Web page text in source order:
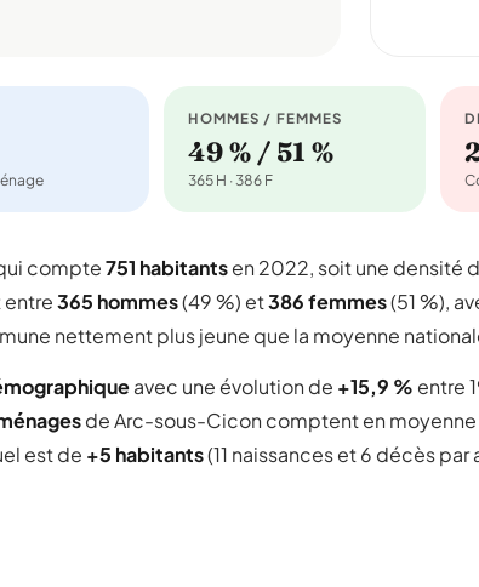
HOMMES / FEMMES
49 % / 51 %
365 H · 386 F
compte751 habitantsen 2022, soit une densité
entre365 hommes(49 %) et386 femmes(51 %),
nettement plus jeune que la moyenne
avec une évolution de +15,9 % entre
de Arc-sous-Cicon comptent en moyenne
est de +5 habitants(11 naissances et 6 décès par